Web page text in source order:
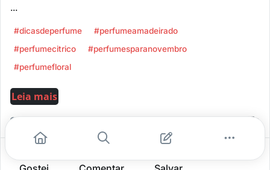
...
#dicasdeperfume
#perfumeamadeirado
#perfumecitrico
#perfumesparanovembro
#perfumefloral
Leia mais
0